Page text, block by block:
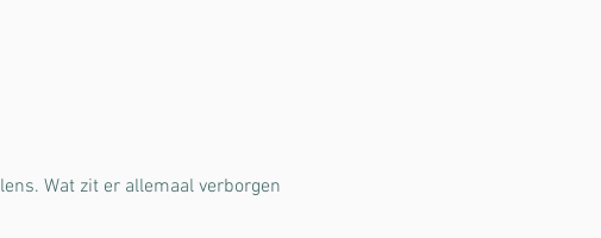
Wat zit er allemaal verborgen